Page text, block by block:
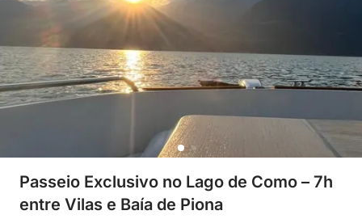
Passeio Exclusivo no Lago de Como – 7h
entre Vilas e Baía de Piona